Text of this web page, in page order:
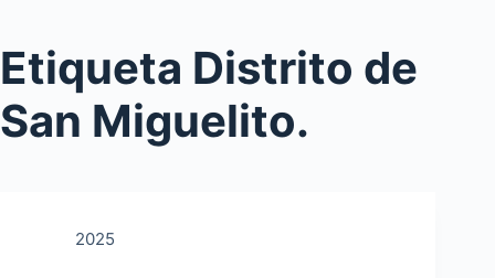
Etiqueta Distrito de
San Miguelito.
2025